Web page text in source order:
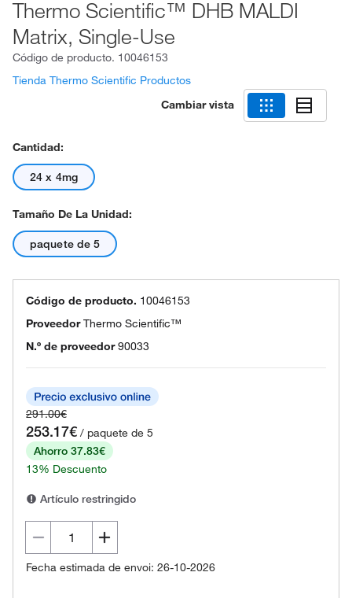
Thermo Scientific™ DHB MALDI
Matrix, Single-Use
Código de producto. 10046153
Tienda Thermo Scientific Productos
Cambiar vista
Cantidad:
24 x 4mg
Tamaño De La Unidad:
paquete de 5
Código de producto. 10046153
ProveedorThermo Scientific™
N.º de proveedor 90033
291.00€
253.17€ / paquete de 5
Ahorro 37.83€
13% Descuento
Artículo restringido
Fecha estimada de envoi: 26-10-2026